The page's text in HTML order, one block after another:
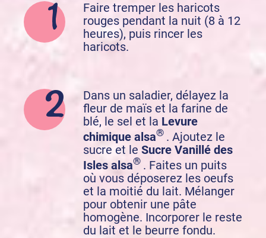
Faire tremper les haricots
rouges pendant la nuit (8 à 12
heures), puis rincer les
haricots.
Dans un saladier, délayez la
fleur de maïs et la farine de
blé, le sel et la Levure
chimique alsa® . Ajoutez le
sucre et le Sucre Vanillé des
Isles alsa® . Faites un puits
où vous déposerez les oeufs
et la moitié du lait. Mélanger
pour obtenir une pâte
homogène. Incorporer le reste
du lait et le beurre fondu.